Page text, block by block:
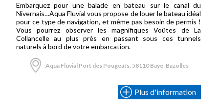
Embarquez pour une balade en bateau sur le canal du
Nivernais…Aqua Fluvial vous propose de louer le bateau idéal
pour ce type de navigation, et même pas besoin de permis !
Vous pourrez observer les magnifiques Voûtes de La
Collancelle au plus près en passant sous ces tunnels
naturels à bord de votre embarcation.
Aqua Fluvial Port des Pougeats, 58110 Baye-Bazolles
Plus d'information